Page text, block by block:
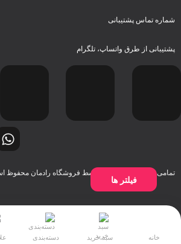
خانه سبد خرید دسته‌بندی
فیلتر ها
شماره تماس پشتیبانی
پشتیبانی از طرق واتساپ، تلگرام
تمامی حقوق این وبسایت توسط فروشگاه رادمان محفوظ